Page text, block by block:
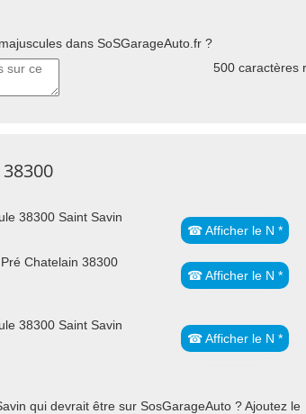
dans SoSGarageAuto.fr ?
500 caractères
38300 Saint Savin
☎ Afficher le N *
Chatelain 38300
☎ Afficher le N *
38300 Saint Savin
☎ Afficher le N *
qui devrait être sur SosGarageAuto ? Ajoutez le